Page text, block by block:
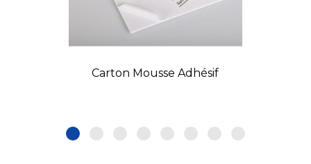
Carton Mousse Adhésif